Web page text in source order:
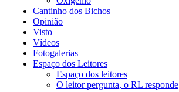
Cantinho dos Bichos
Opinião
Visto
Vídeos
Fotogalerias
Espaço dos Leitores
Espaço dos leitores
O leitor pergunta, o RL responde